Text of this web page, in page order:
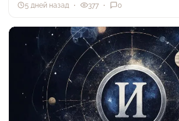
5 дней назад 377 0